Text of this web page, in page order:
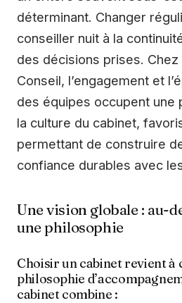
déterminant. Changer
conseiller nuit à la
des décisions prises. Chez
Conseil, l’engagement et
des équipes occupent une
la culture du cabinet,
permettant de construire
confiance durables avec
Une vision globale : au-
une philosophie
Choisir un cabinet revient à
philosophie
cabinet combine :